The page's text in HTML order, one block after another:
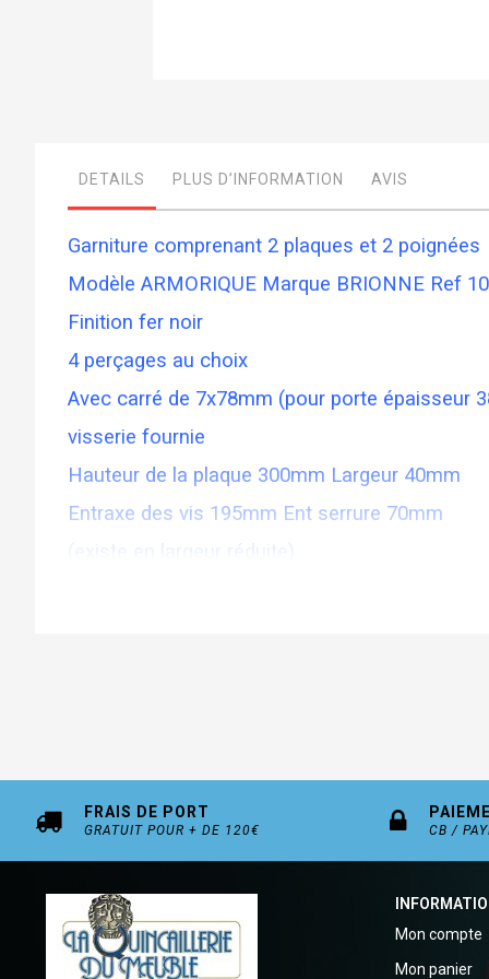
images
DETAILS
Garniture comprenant 2 plaques et 2 poignées
Modèle ARMORIQUE Marque BRIONNE Ref
Finition fer noir
4 perçages au choix
Avec carré de 7x78mm (pour porte épaisseur
visserie fournie
Hauteur de la plaque 300mm Largeur 40mm
Entraxe des vis 195mm Ent serrure 70mm
(existe en largeur réduite)
PLUS D’INFORMATION AVIS
FRAIS DE PORT
GRATUIT POUR + DE 120€ CB /
Mon compte
Mon panier